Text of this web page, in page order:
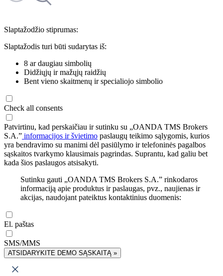
Slaptažodžio stiprumas:
Slaptažodis turi būti sudarytas iš:
8 ar daugiau simbolių
Didžiųjų ir mažųjų raidžių
Bent vieno skaitmenų ir specialiojo simbolio
Check all consents
Patvirtinu, kad perskaičiau ir sutinku su „OANDA TMS Brokers
S.A.” informacijos ir švietimo paslaugų teikimo sąlygomis, kurios
yra bendravimo su manimi dėl pasiūlymo ir telefoninės pagalbos
sąskaitos tvarkymo klausimais pagrindas. Suprantu, kad galiu bet
kada šios paslaugos atsisakyti.
Sutinku gauti „OANDA TMS Brokers S.A.” rinkodaros
informaciją apie produktus ir paslaugas, pvz., naujienas ir
akcijas, naudojant pateiktus kontaktinius duomenis:
El. paštas
SMS/MMS
ATSIDARYKITE DEMO SĄSKAITĄ »